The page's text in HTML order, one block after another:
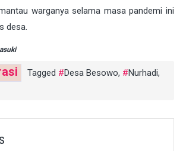
warganya selama masa pandemi ini
desa.
Tagged Desa Besowo, Nurhadi,